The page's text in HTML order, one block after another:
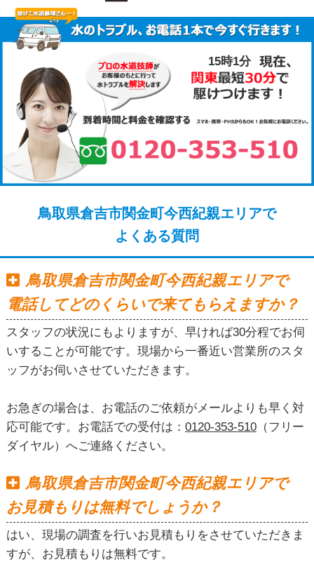
15時1分
鳥取県倉吉市関金町今西紀親エリアで
よくある質問
鳥取県倉吉市関金町今西紀親エリアで
電話してどのくらいで来てもらえますか？
スタッフの状況にもよりますが、早ければ30分程でお伺
いすることが可能です。現場から一番近い営業所のスタ
ッフがお伺いさせていただきます。
お急ぎの場合は、お電話のご依頼がメールよりも早く対
応可能です。お電話での受付は： 0120-353-510（フリー
ダイヤル）へご連絡ください。
鳥取県倉吉市関金町今西紀親エリアで
お見積もりは無料でしょうか？
はい、現場の調査を行いお見積もりをさせていただきま
すが、お見積もりは無料です。